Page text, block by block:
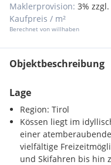
Maklerprovision: 3%
Kaufpreis / m²
Berechnet von willhaben
Objektbeschreibung
Lage
Region: Tirol
Kössen liegt im
einer
vielfältige
und Skifahren bis hin